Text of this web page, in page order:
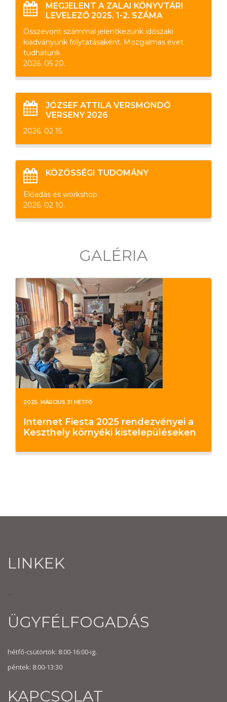
MEGJELENT A ZALAI KÖNYVTÁRI
LEVELEZŐ 2025. 1-2. SZÁMA
Összevont számmal jelentkezünk időszaki
kiadványunk folytatásaként. Mozgalmas évet
tudhatunk
2026. 05 20.
JÓZSEF ATTILA VERSMONDÓ
VERSENY 2026
2026. 02 15.
KÖZÖSSÉGI TUDOMÁNY
Előadás és workshop
2026. 02 10.
GALÉRIA
2025. MÁRCIUS 31 HÉTFŐ
Internet Fiesta 2025 rendezvényei a
Keszthely környéki kistelepüléseken
LINKEK
ÜGYFÉLFOGADÁS
hétfő-csütörtök: 8:00-16:00-ig.
péntek: 8:00-13:30
KAPCSOLAT